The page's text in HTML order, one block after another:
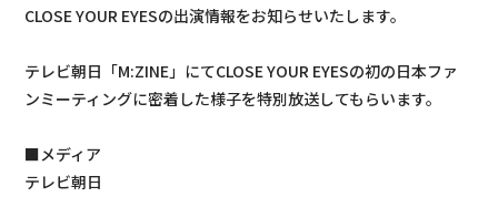
CLOSE YOUR EYESの出演情報をお知らせいたします。
テレビ朝日「M:ZINE」にてCLOSE YOUR EYESの初の日本ファ
ンミーティングに密着した様子を特別放送してもらいます。
■メディア
テレビ朝日